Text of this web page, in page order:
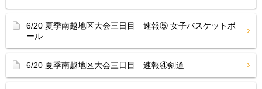
6/20 夏季南越地区大会三日目 速報⑤ 女子バスケットボ
ール
6/20 夏季南越地区大会三日目 速報④剣道